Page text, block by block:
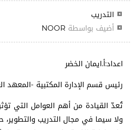
التدريب
أضيف بواسطة
اعداد:أ.ايمان الخضر
رئيس قسم الإدارة المكتبية -المعهد
تُعدّ القيادة من أهم العوامل التي
ولا سيما في مجال التدريب والتطوير،